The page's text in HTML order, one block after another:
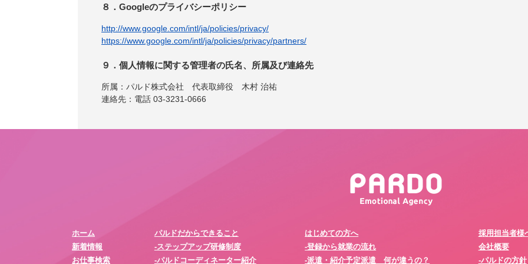
８．Googleのプライバシーポリシー
http://www.google.com/intl/ja/policies/privacy/
https://www.google.com/intl/ja/policies/privacy/partners/
９．個人情報に関する管理者の氏名、所属及び連絡先
所属：パルド株式会社 代表取締役 木村 治祐
連絡先：電話 03-3231-0666
ホーム
新着情報
お仕事検索
パルドだからできること
-ステップアップ研修制度
-パルドコーディネーター紹介
はじめての方へ
-登録から就業の流れ
-派遣・紹介予定派遣 何が違うの？
採用担当者様
会社概要
-パルドの方針